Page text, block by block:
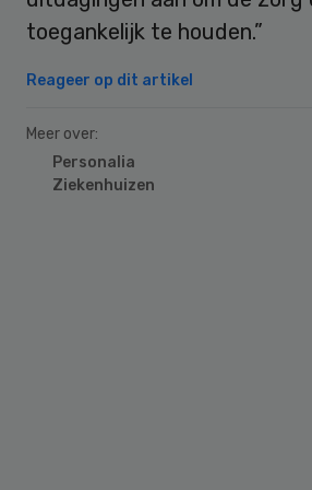
toegankelijk te houden.”
Reageer op dit artikel
Meer over:
Personalia
Ziekenhuizen